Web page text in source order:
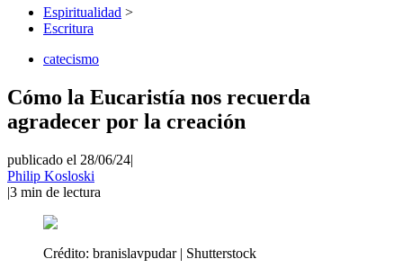
Espiritualidad >
Escritura
catecismo
Cómo la Eucaristía nos recuerda
agradecer por la creación
publicado el 28/06/24|
Philip Kosloski
|3 min de lectura
Crédito: branislavpudar | Shutterstock